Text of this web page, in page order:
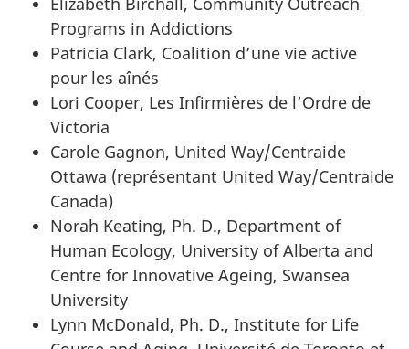
Programs in Addictions
Patricia Clark, Coalition d’une vie active
pour les aînés
Lori Cooper, Les Infirmières de l’Ordre de
Victoria
Carole Gagnon, United Way/Centraide
Ottawa (représentant United Way/Centraide
Canada)
Norah Keating, Ph. D., Department of
Human Ecology, University of Alberta and
Centre for Innovative Ageing, Swansea
University
Lynn McDonald, Ph. D., Institute for Life